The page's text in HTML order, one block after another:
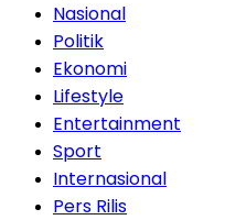
Nasional
Politik
Ekonomi
Lifestyle
Entertainment
Sport
Internasional
Pers Rilis